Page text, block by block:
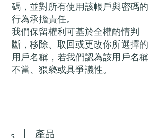
碼，並對所有使用該帳戶與密碼的
行為承擔責任。
我們保留權利可基於全權酌情判
斷，移除、取回或更改你所選擇的
用戶名稱，若我們認為該用戶名稱
不當、猥褻或具爭議性。
5 產品